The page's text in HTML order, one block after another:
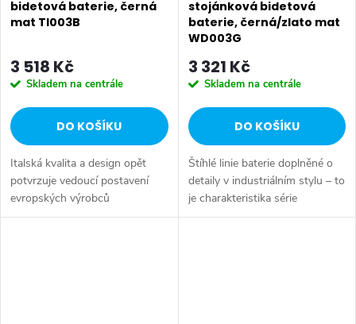
bidetová baterie, černá
mat TI003B
3 518 Kč
Skladem na centrále
DO KOŠÍKU
Italská kvalita a design opět
potvrzuje vedoucí postavení
evropských výrobců
vodovodních baterií. Moderní
stojánková bidetová
baterie, černá/zlato mat
WD003G
3 321 Kč
Skladem na centrále
DO KOŠÍKU
Štíhlé linie baterie doplněné o
detaily v industriálním stylu – to
je charakteristika série
SOLARIS. Vysoce leštěný